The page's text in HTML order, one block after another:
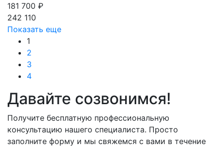
181 700 ₽
242 110
Показать еще
1
2
3
4
Давайте созвонимся!
Получите бесплатную профессиональную
консультацию нашего специалиста. Просто
заполните форму и мы свяжемся с вами в течение